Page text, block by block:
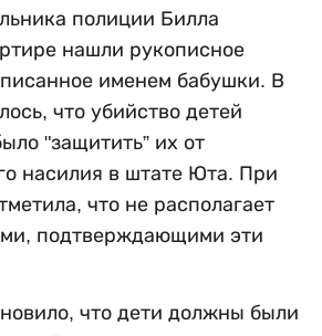
полиции Билла
нашли рукописное
именем бабушки. В
что убийство детей
"защитить” их от
насилия в штате Юта. При
что не располагает
подтверждающими эти
что дети должны были